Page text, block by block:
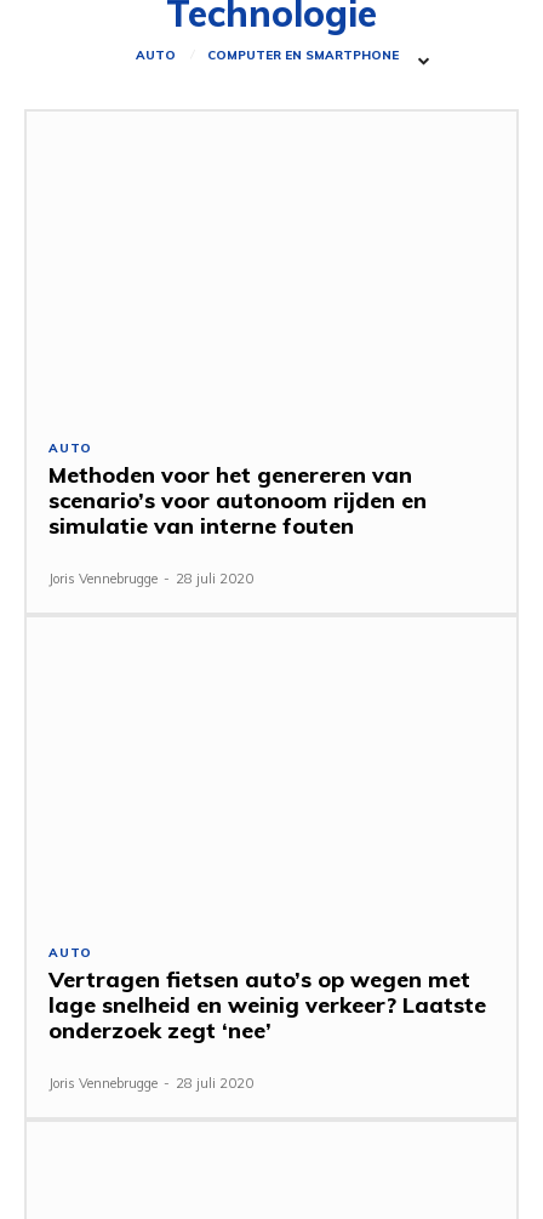
Technologie
AUTO COMPUTER EN SMARTPHONE
AUTO
Methoden voor het genereren van
scenario’s voor autonoom rijden en
simulatie van interne fouten
Joris Vennebrugge - 28 juli 2020
AUTO
Vertragen fietsen auto’s op wegen met
lage snelheid en weinig verkeer? Laatste
onderzoek zegt ‘nee’
Joris Vennebrugge - 28 juli 2020